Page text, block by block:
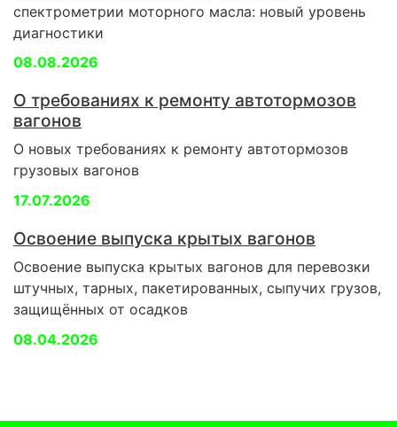
спектрометрии моторного масла: новый уровень
диагностики
08.08.2026
О требованиях к ремонту автотормозов
вагонов
О новых требованиях к ремонту автотормозов
грузовых вагонов
17.07.2026
Освоение выпуска крытых вагонов
Освоение выпуска крытых вагонов для перевозки
штучных, тарных, пакетированных, сыпучих грузов,
защищённых от осадков
08.04.2026